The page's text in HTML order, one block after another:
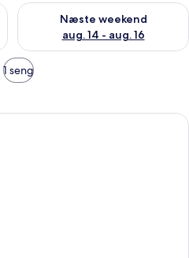
aug. 7 - aug. 9
Næste weekend
aug. 14 - aug. 16
Tjek tilgængelighed for næste
1 seng
Et moderne hotelværelse med seng,